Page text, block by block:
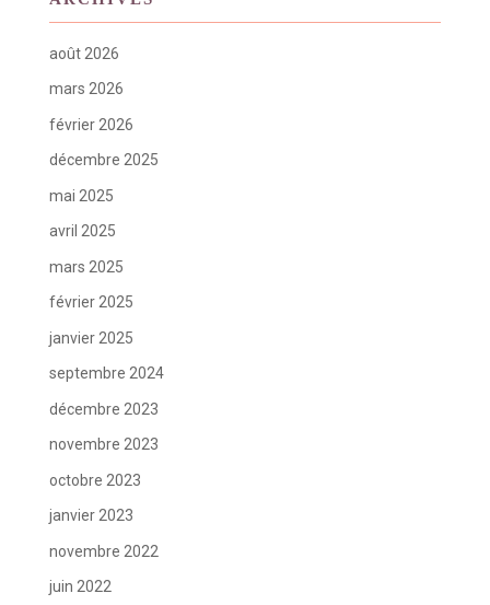
août 2026
mars 2026
février 2026
décembre 2025
mai 2025
avril 2025
mars 2025
février 2025
janvier 2025
septembre 2024
décembre 2023
novembre 2023
octobre 2023
janvier 2023
novembre 2022
juin 2022